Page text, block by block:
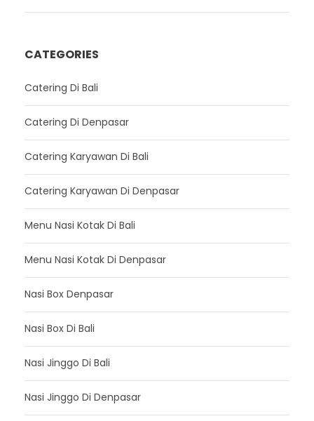
CATEGORIES
Catering Di Bali
Catering Di Denpasar
Catering Karyawan Di Bali
Catering Karyawan Di Denpasar
Menu Nasi Kotak Di Bali
Menu Nasi Kotak Di Denpasar
Nasi Box Denpasar
Nasi Box Di Bali
Nasi Jinggo Di Bali
Nasi Jinggo Di Denpasar